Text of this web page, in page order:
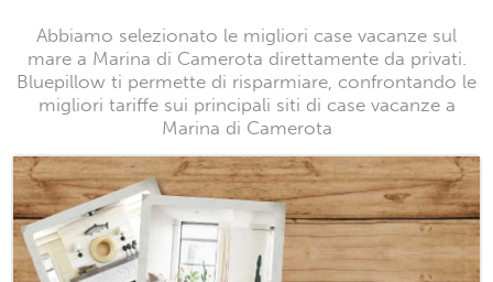
Abbiamo selezionato le migliori case vacanze sul
mare a Marina di Camerota direttamente da privati.
Bluepillow ti permette di risparmiare, confrontando le
migliori tariffe sui principali siti di case vacanze a
Marina di Camerota